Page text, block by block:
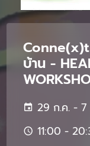
บ้าน -
29 ก.ค. - 7
11:00 -